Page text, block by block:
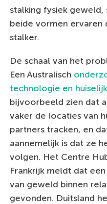
stalking fysiek
beide vormen
stalker.
De schaal van het
Een Australisch
technologie en
bijvoorbeeld zien dat
vaker de locaties van
partners tracken, en
aannemelijk is dat ze
volgen. Het Centre
Frankrijk meldt dat
van geweld binnen
gevonden. Duitsland